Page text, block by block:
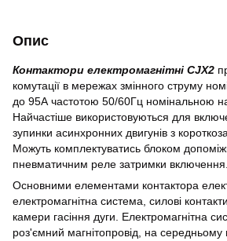
Опис
Контактори електромагнітні CJX2
комутації в мережах змінного струму
до 95А частотою 50/60Гц номінальною
Найчастіше використовуються для
зупинки асинхронних двигунів з
Можуть комплектуватись блоком
пневматичним реле затримки включення.
Основними елементами контактора
електромагнітна система, силові
камери гасіння дуги. Електромагнітна
роз'ємний магнітопровід, на середньому